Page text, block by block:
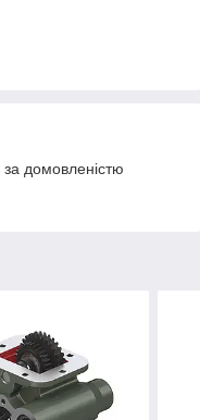
домовленістю